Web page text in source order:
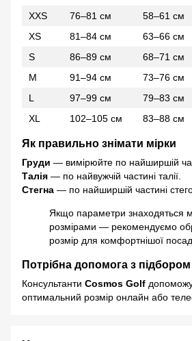
XXS 76–81 см 58–61 см
XS
81–84 см 63–66 см
S
86–89 см 68–71 см
M
91–94 см 73–76 см
L
97–99 см 79–83 см
XL
102–105 см 83–88 см
Як правильно знімати мірки
Груди — вимірюйте по найширшій
Талія — по найвужчій частині талії.
Стегна — по найширшій частині
Якщо параметри знаходяться
розмірами — рекомендуємо
розмір для комфортнішої
Потрібна допомога з
Консультанти Cosmos Golf
оптимальний розмір онлайн або